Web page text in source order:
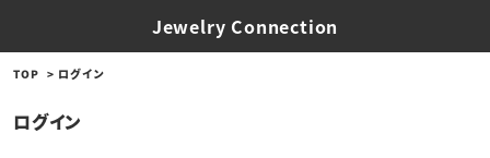
Jewelry Connection
TOP ログイン
ログイン